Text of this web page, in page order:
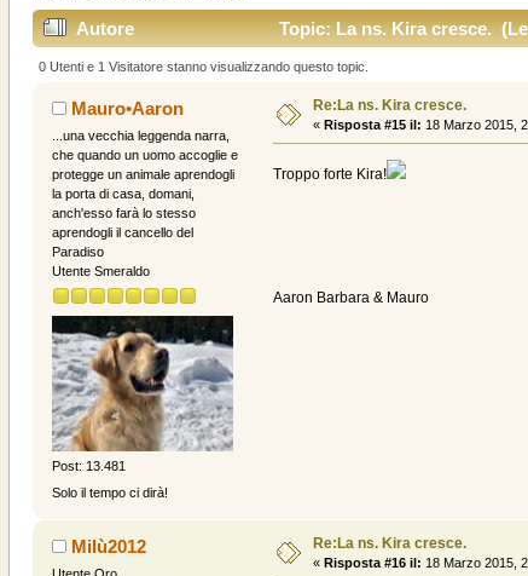
Autore Topic: La ns. Kira cresce.
0 Utenti e 1 Visitatore stanno visualizzando questo topic.
Mauro•Aaron
...una vecchia leggenda narra,
che quando un uomo accoglie e
protegge un animale aprendogli
la porta di casa, domani,
anch'esso farà lo stesso
aprendogli il cancello del
Paradiso
Utente Smeraldo
Post: 13.481
Solo il tempo ci dirà!
Re:La ns. Kira cresce.
« Risposta #15 il: 18 Marzo 2015,
Troppo forte Kira!
Aaron Barbara & Mauro
Milù2012 Re:La ns. Kira cresce.
« Risposta #16 il: 18 Marzo 2015,